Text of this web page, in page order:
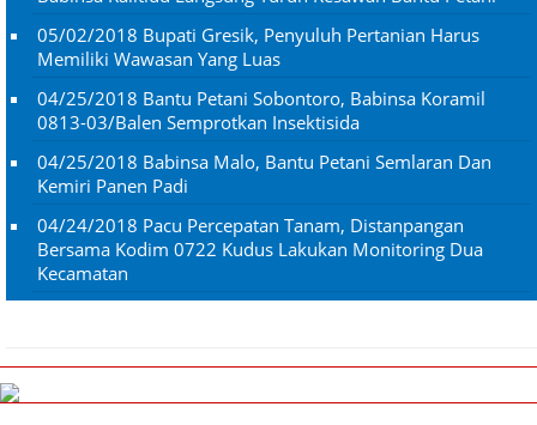
05/02/2018 Bupati Gresik, Penyuluh Pertanian Harus
Memiliki Wawasan Yang Luas
04/25/2018 Bantu Petani Sobontoro, Babinsa Koramil
0813-03/Balen Semprotkan Insektisida
04/25/2018 Babinsa Malo, Bantu Petani Semlaran Dan
Kemiri Panen Padi
04/24/2018 Pacu Percepatan Tanam, Distanpangan
Bersama Kodim 0722 Kudus Lakukan Monitoring Dua
Kecamatan